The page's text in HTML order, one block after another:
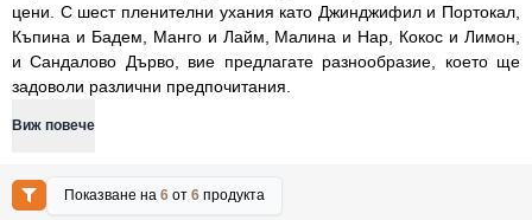
цени. С шест пленителни ухания като Джинджифил и Портокал,
Къпина и Бадем, Манго и Лайм, Малина и Нар, Кокос и Лимон,
и Сандалово Дърво, вие предлагате разнообразие, което ще
задоволи различни предпочитания.
Виж повече
Показване на6 от6 продукта